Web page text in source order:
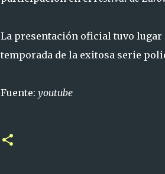
La presentación oficial tuvo lugar
temporada de la exitosa serie
Fuente: youtube